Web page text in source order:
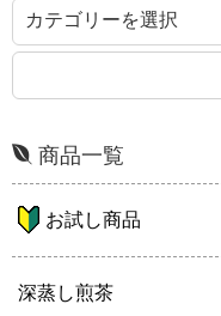
商品一覧
お試し商品
深蒸し煎茶